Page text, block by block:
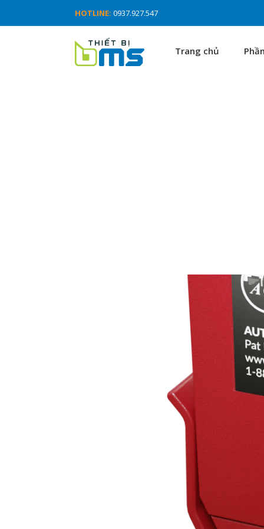
HOTLINE: 0937.927.547
Trang chủ